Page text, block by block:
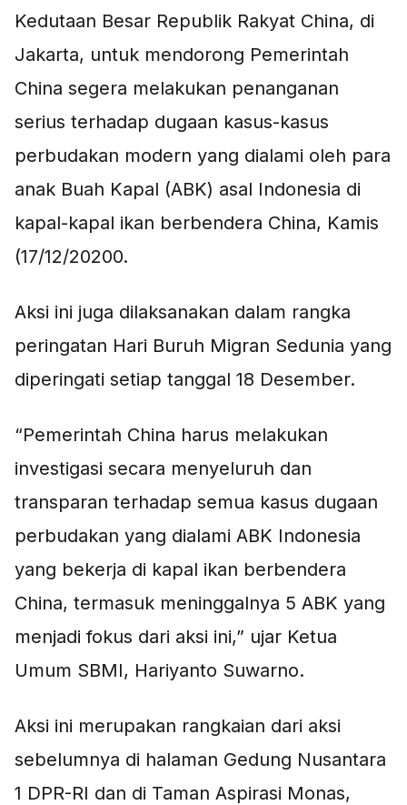
Kedutaan Besar Republik Rakyat China, di
Jakarta, untuk mendorong Pemerintah
China segera melakukan penanganan
serius terhadap dugaan kasus-kasus
perbudakan modern yang dialami oleh para
anak Buah Kapal (ABK) asal Indonesia di
kapal-kapal ikan berbendera China, Kamis
(17/12/20200.
Aksi ini juga dilaksanakan dalam rangka
peringatan Hari Buruh Migran Sedunia yang
diperingati setiap tanggal 18 Desember.
“Pemerintah China harus melakukan
investigasi secara menyeluruh dan
transparan terhadap semua kasus dugaan
perbudakan yang dialami ABK Indonesia
yang bekerja di kapal ikan berbendera
China, termasuk meninggalnya 5 ABK yang
menjadi fokus dari aksi ini,” ujar Ketua
Umum SBMI, Hariyanto Suwarno.
Aksi ini merupakan rangkaian dari aksi
sebelumnya di halaman Gedung Nusantara
1 DPR-RI dan di Taman Aspirasi Monas,